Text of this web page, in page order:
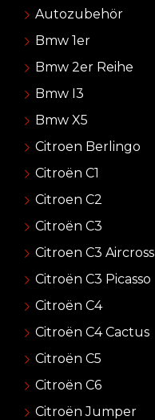
Autozubehör
Bmw 1er
Bmw 2er Reihe
Bmw I3
Bmw X5
Citroen Berlingo
Citroën C1
Citroen C2
Citroën C3
Citroen C3 Aircross
Citroën C3 Picasso
Citroën C4
Citroën C4 Cactus
Citroën C5
Citroën C6
Citroën Jumper